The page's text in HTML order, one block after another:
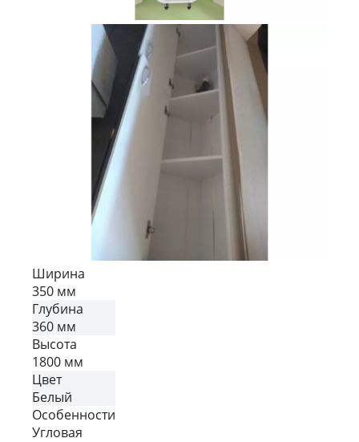
Ширина
350 мм
Глубина
360 мм
Высота
1800 мм
Цвет
Белый
Особенности
Угловая